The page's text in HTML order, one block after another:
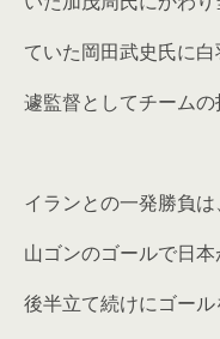
ていた岡田武史氏に
遽監督としてチームの
イランとの一発勝負
山ゴンのゴールで日本
後半立て続けにゴー